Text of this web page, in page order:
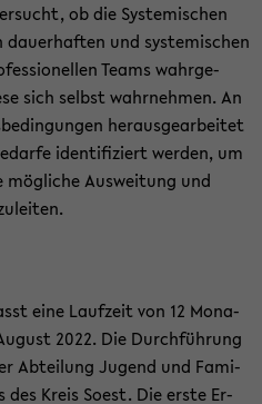
ob die Sys­te­mi­schen
dau­er­haf­ten und sys­te­mi­schen
Teams wahr­ge­
sich selbst wahr­neh­men. An
her­aus­ge­ar­bei­tet
iden­ti­fi­ziert wer­den, um
Aus­wei­tung und
eine Lauf­zeit von 12 Mo­na­
2022. Die Durch­füh­rung
Ab­tei­lung Ju­gend und Fa­mi­
des Kreis Soest. Die erste Er­